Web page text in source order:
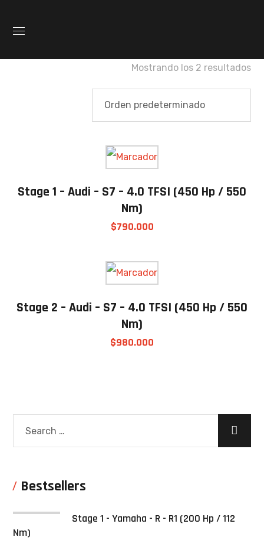
Mostrando los 2 resultados
Stage 1 – Audi – S7 – 4.0 TFSI (450 Hp / 550
Nm)
$790.000
Stage 2 – Audi – S7 – 4.0 TFSI (450 Hp / 550
Nm)
$980.000
Bestsellers
Stage 1 - Yamaha - R - R1 (200 Hp / 112
Nm)